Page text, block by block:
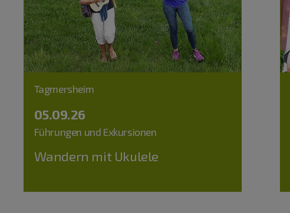
Tagmersheim
05.09.26
Führungen und Exkursionen
Wandern mit Ukulele